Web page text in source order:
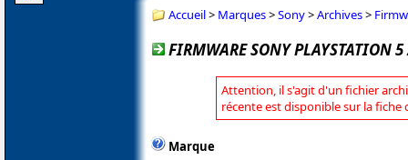
Accueil> Marques>Sony>Archives>
FIRMWARE SONY PLAYSTATION
Attention, il s'agit d'un fichier
récente est disponible sur la fiche
Marque